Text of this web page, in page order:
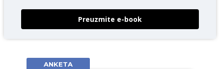
Preuzmite e-book
ANKETA